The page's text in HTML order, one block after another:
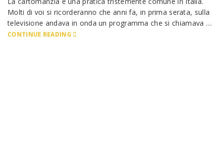
Molti di voi si ricorderanno che anni fa, in prima serata, sulla
televisione andava in onda un programma che si chiamava …
CONTINUE READING